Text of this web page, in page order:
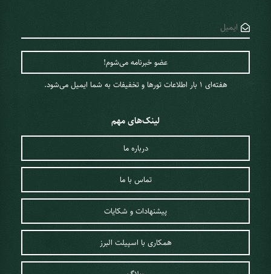
هفته‌ای 1 ‌بار اطلاعات تورها و تخفیفات به شما ایمیل می‌شود.
لینک‌های مهم
درباره ما
تماس با ما
پیشنهادات و شکایات
همکاری با اسپیلت البرز